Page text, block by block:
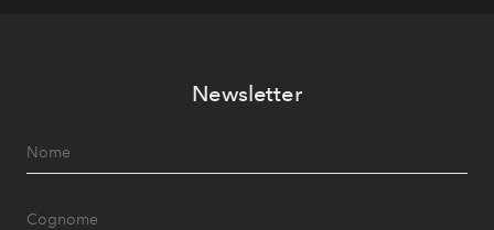
Newsletter